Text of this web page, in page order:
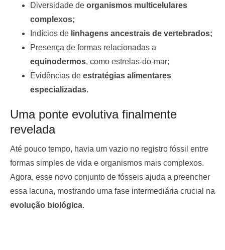
Diversidade de organismos multicelulares
complexos;
Indícios de linhagens ancestrais de vertebrados;
Presença de formas relacionadas a
equinodermos, como estrelas-do-mar;
Evidências de estratégias alimentares
especializadas.
Uma ponte evolutiva finalmente
revelada
Até pouco tempo, havia um vazio no registro fóssil entre
formas simples de vida e organismos mais complexos.
Agora, esse novo conjunto de fósseis ajuda a preencher
essa lacuna, mostrando uma fase intermediária crucial na
evolução biológica.